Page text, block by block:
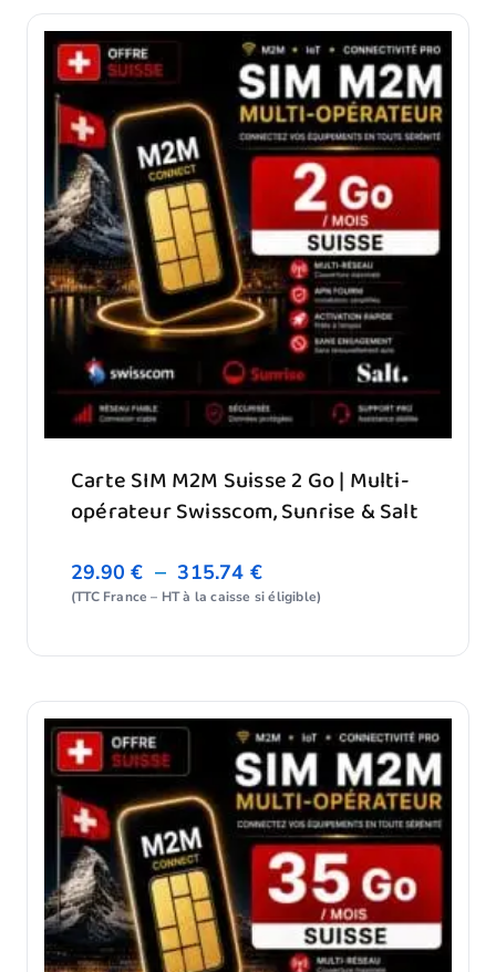
Carte SIM M2M Suisse 2 Go | Multi-
opérateur Swisscom, Sunrise & Salt
29.90€ – 315.74 €
(TTC France – HT à la caisse si éligible)